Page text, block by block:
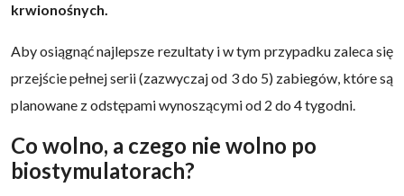
krwionośnych.
Aby osiągnąć najlepsze rezultaty i w tym przypadku zaleca się
przejście pełnej serii (zazwyczaj od 3 do 5) zabiegów, które są
planowane z odstępami wynoszącymi od 2 do 4 tygodni.
Co wolno, a czego nie wolno po
biostymulatorach?